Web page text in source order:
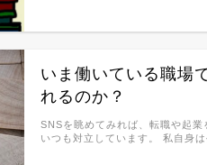
いま働いている職場
れるのか？
SNSを眺めてみれば、転職や起
いつも対立しています。 私自身